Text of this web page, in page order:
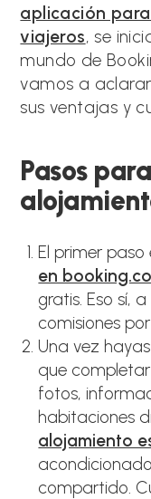
aplicación
viajeros, se
mundo de
vamos a
sus ventajas y
Pasos
El primer paso
en
gratis. Eso sí,
comisiones
Una vez
que
fotos,
habitaciones
alojamiento
compartido.